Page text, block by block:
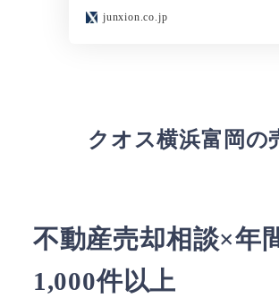
junxion.co.jp
クオス横浜富岡の
不動産売却相談×年
1,000件以上